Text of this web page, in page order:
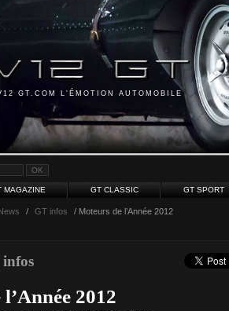
GT.COM L'ÉMOTION AUTOMOBILE
MAGAZINE GT CLASSIC GT SPORT
/ GT infos / Moteurs de l’Année 2012
2012